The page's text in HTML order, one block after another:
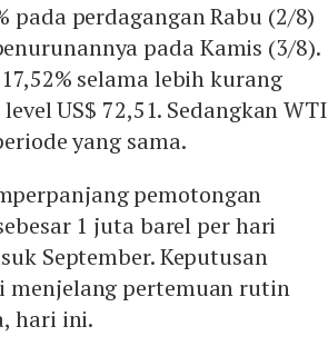
pada perdagangan Rabu (2/8)
pada Kamis (3/8).
selama lebih kurang
US$ 72,51. Sedangkan WTI
yang sama.
pemotongan
1 juta barel per hari
September. Keputusan
menjelang pertemuan rutin
hari ini.